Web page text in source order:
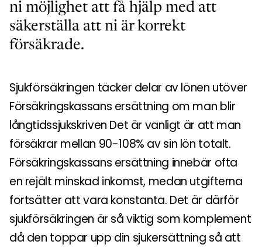
ni möjlighet att få hjälp med att
säkerställa att ni är korrekt
försäkrade.
Sjukförsäkringen täcker delar av lönen utöver
Försäkringskassans ersättning om man blir
långtidssjukskriven Det är vanligt är att man
försäkrar mellan 90-108% av sin lön totalt.
Försäkringskassans ersättning innebär ofta
en rejält minskad inkomst, medan utgifterna
fortsätter att vara konstanta. Det är därför
sjukförsäkringen är så viktig som komplement
då den toppar upp din sjukersättning så att